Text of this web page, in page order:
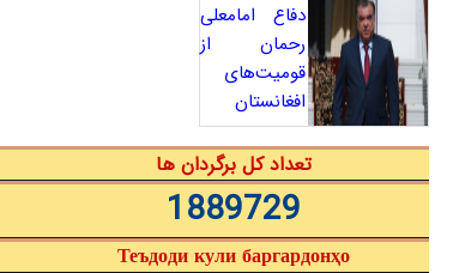
دفاع امامعلی
رحمان از
قومیت‌های
افغانستان
تعداد کل برگردان ها
1889729
Теъдоди кули баргардонҳо